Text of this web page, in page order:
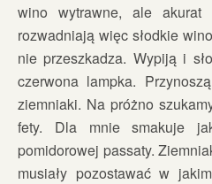
wino wytrawne, ale akurat
rozwadniają więc słodkie
nie przeszkadza. Wypiją i
czerwona lampka.
ziemniaki. Na próżno
fety. Dla mnie smakuje
pomidorowej passaty.
musiały pozostawać w